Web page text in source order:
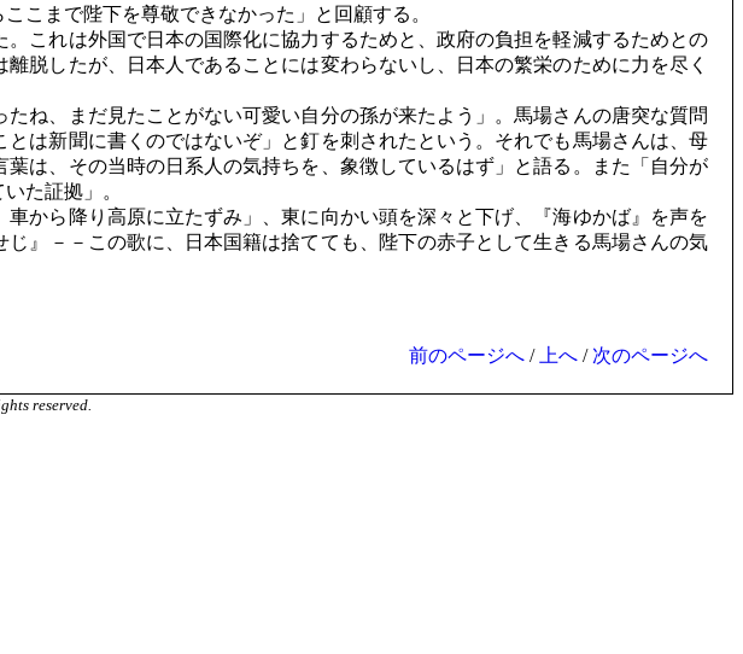
こまで陛下を尊敬できなかった」と回顧する。
これは外国で日本の国際化に協力するためと、政府の負担を軽減するためとの
脱したが、日本人であることには変わらないし、日本の繁栄のために力を尽く
ね、まだ見たことがない可愛い自分の孫が来たよう」。馬場さんの唐突な質問
は新聞に書くのではないぞ」と釘を刺されたという。それでも馬場さんは、母
は、その当時の日系人の気持ちを、象徴しているはず」と語る。また「自分が
た証拠」。
から降り高原に立たずみ」、東に向かい頭を深々と下げ、『海ゆかば』を声を
』－－この歌に、日本国籍は捨てても、陛下の赤子として生きる馬場さんの気
前のページへ / 上へ / 次のページへ
reserved.